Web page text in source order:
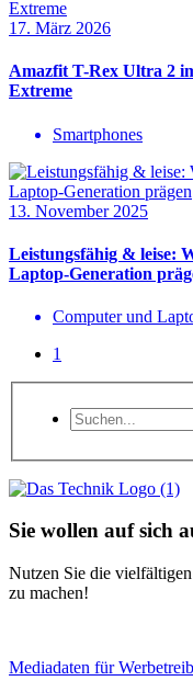
17. März 2026
Amazfit T-Rex Ultra 2
Extreme
Smartphones
13. November 2025
Leistungsfähig & leise:
Laptop-Generation
Computer und
1
Sie wollen auf sich
Nutzen Sie die
zu machen!
Mediadaten für